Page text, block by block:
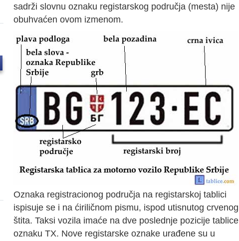
sadrži slovnu oznaku registarskog područja (mesta) nije
obuhvaćen ovom izmenom.
Oznaka registracionog područja na registarskoj tablici
ispisuje se i na ćiriličnom pismu, ispod utisnutog crvenog
štita. Taksi vozila imaće na dve poslednje pozicije tablice
oznaku TX. Nove registarske oznake urađene su u